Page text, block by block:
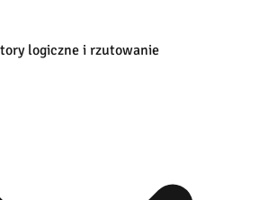
logiczne i rzutowanie